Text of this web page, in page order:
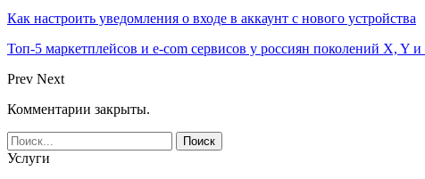
Как настроить уведомления о входе в аккаунт с нового устройства
Топ-5 маркетплейсов и e-com сервисов у россиян поколений X, Y и
Prev Next
Комментарии закрыты.
Услуги